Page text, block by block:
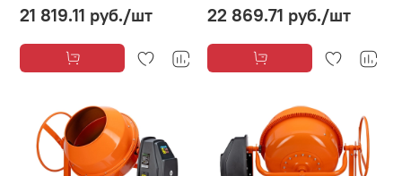
21 819.11 руб./шт 22 869.71 руб./шт